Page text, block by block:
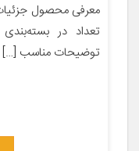
توضیحات مناسب […]